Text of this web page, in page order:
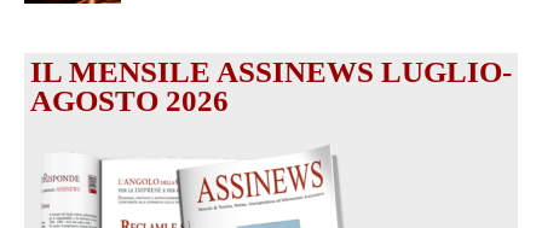
IL MENSILE ASSINEWS LUGLIO-
AGOSTO 2026